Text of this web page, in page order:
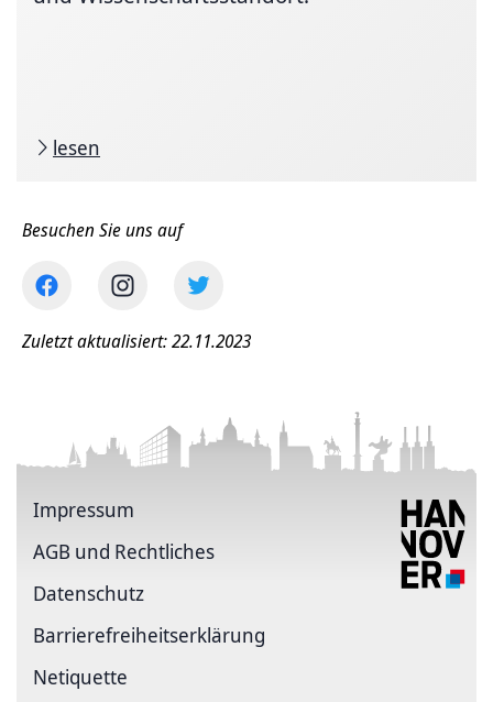
lesen
Besuchen Sie uns auf
Zuletzt aktualisiert: 22.11.2023
Impressum
AGB und Rechtliches
Datenschutz
Barriere­freiheits­erklärung
Netiquette